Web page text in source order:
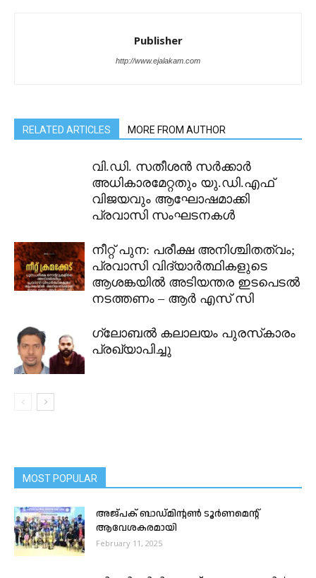
Publisher
http://www.ejalakam.com
RELATED ARTICLES MORE FROM AUTHOR
വി.ഡി. സതീശൻ സർക്കാർ
അധികാരമേറ്റതും യു.ഡി.എഫ്
വിജയവും ആഘോഷമാക്കി
പ്രവാസി സംഘടനകൾ
നീറ്റ് പുന: പരീക്ഷ അനിശ്ചിതത്വം;
പ്രവാസി വിദ്യാർത്ഥികളുടെ
ആശങ്കയിൽ അടിയന്തര ഇടപെടൽ
നടത്തണം – ആർ എസ് സി
ഗ്ലോബല്‍ കലാലയം പുരസ്‌കാരം
പ്രഖ്യാപിച്ചു
MOST POPULAR
അജ്പക് ബാഡ്മിന്റൺ ടൂർണമെന്റ്
ആവേശകരമായി
February 11, 2025